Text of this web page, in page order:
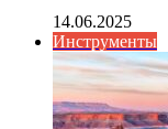
14.06.2025
Инструменты